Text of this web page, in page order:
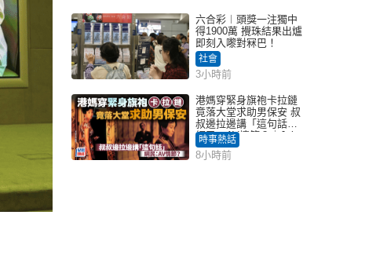
六合彩︱頭獎一注獨中
得1900萬 攪珠結果出爐
即刻入嚟對冧巴！
社會
3小時前
港媽穿緊身旗袍卡拉鏈
竟落大堂求助男保安 叔
叔邊拉邊講「這句話」
網民：AV情節？｜Juicy
叮
時事熱話
8小時前